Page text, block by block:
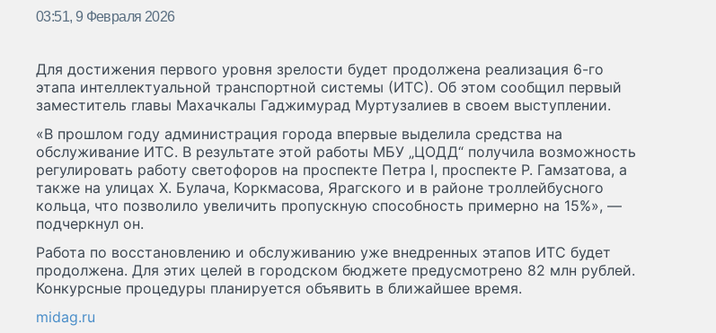
03:51, 9 Февраля 2026
Для достижения первого уровня зрелости будет продолжена реализация 6-го
этапа интеллектуальной транспортной системы (ИТС). Об этом сообщил первый
заместитель главы Махачкалы Гаджимурад Муртузалиев в своем выступлении.
«В прошлом году администрация города впервые выделила средства на
обслуживание ИТС. В результате этой работы МБУ „ЦОДД“ получила возможность
регулировать работу светофоров на проспекте Петра I, проспекте Р. Гамзатова, а
также на улицах Х. Булача, Коркмасова, Ярагского и в районе троллейбусного
кольца, что позволило увеличить пропускную способность примерно на 15%», —
подчеркнул он.
Работа по восстановлению и обслуживанию уже внедренных этапов ИТС будет
продолжена. Для этих целей в городском бюджете предусмотрено 82 млн рублей.
Конкурсные процедуры планируется объявить в ближайшее время.
midag.ru